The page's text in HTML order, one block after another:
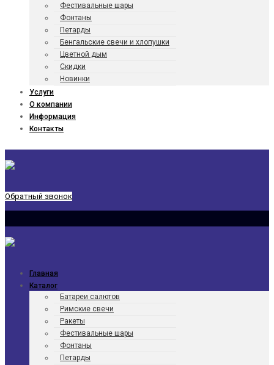
Фести­валь­ные шары
Фонтаны
Петарды
Бенгаль­ские свечи и хлопушки
Цветной дым
Скидки
Новинки
Услуги
О компании
Информация
Контакты
Обратный звонок
Главная
Каталог
Батареи салютов
Римские свечи
Ракеты
Фести­валь­ные шары
Фонтаны
Петарды